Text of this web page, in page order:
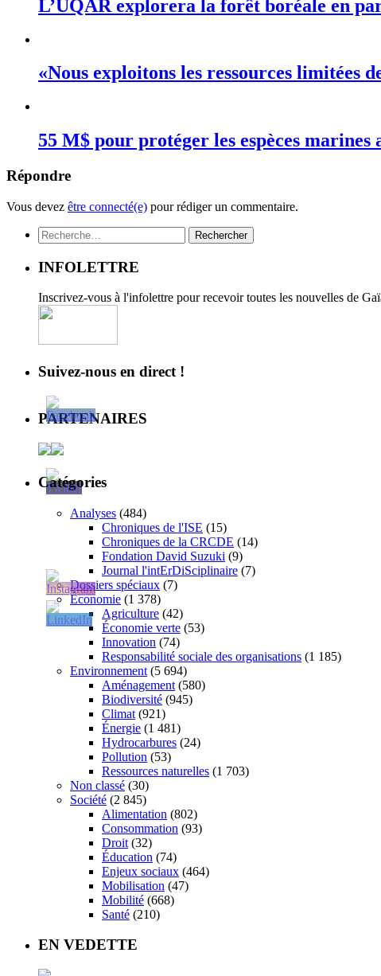
L’UQAR explorera la forêt boréale en
«Nous exploitons les ressources limitées
55 M$ pour protéger les espèces marines
Répondre
Vous devez être connecté(e) pour rédiger un commentaire.
Rechercher :
INFOLETTRE
Inscrivez-vous à l'infolettre pour recevoir toutes les nouvelles de
Suivez-nous en direct !
PARTENAIRES
Catégories
Analyses (484)
Chroniques de l'ISE (15)
Chroniques de la CRCDE (14)
Fondation David Suzuki (9)
Journal l'intErDiSciplinaire (7)
Dossiers spéciaux (7)
Économie (1 378)
Agriculture (42)
Économie verte (53)
Innovation (74)
Responsabilité sociale des organisations (1 185)
Environnement (5 694)
Aménagement (580)
Biodiversité (945)
Climat (921)
Énergie (1 481)
Hydrocarbures (24)
Pollution (53)
Ressources naturelles (1 703)
Non classé (30)
Société (2 845)
Alimentation (802)
Consommation (93)
Droit (32)
Éducation (74)
Enjeux sociaux (464)
Mobilisation (47)
Mobilité (668)
Santé (210)
EN VEDETTE